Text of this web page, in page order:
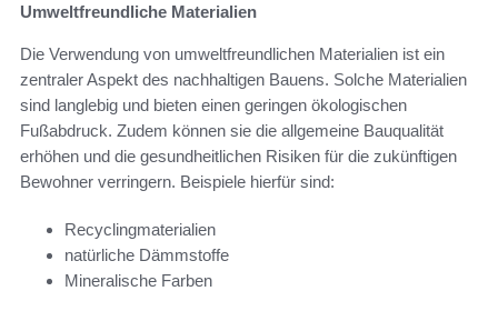
Umweltfreundliche Materialien
Die Verwendung von umweltfreundlichen Materialien ist ein
zentraler Aspekt des nachhaltigen Bauens. Solche Materialien
sind langlebig und bieten einen geringen ökologischen
Fußabdruck. Zudem können sie die allgemeine Bauqualität
erhöhen und die gesundheitlichen Risiken für die zukünftigen
Bewohner verringern. Beispiele hierfür sind:
Recyclingmaterialien
natürliche Dämmstoffe
Mineralische Farben